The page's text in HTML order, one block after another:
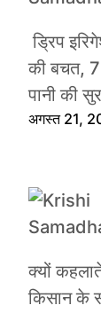
ड्रिप
की बचत,
पानी की
अगस्त 21,
क्यों
किसान के